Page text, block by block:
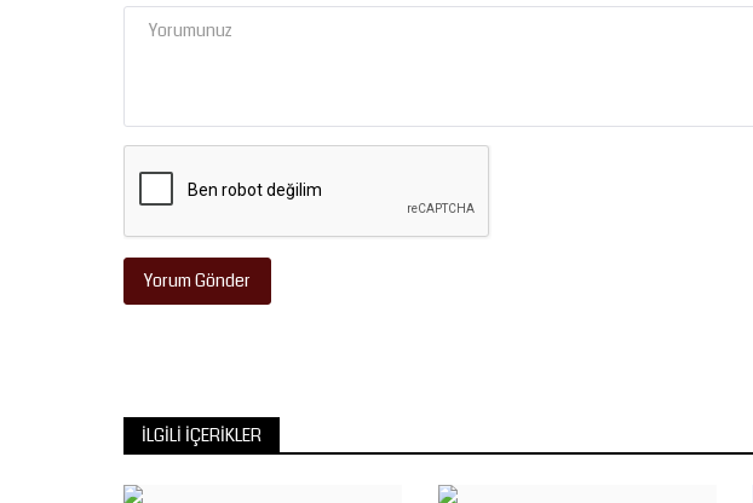
Yorum Gönder
İLGILI İÇERIKLER
Temmuz 17, 2026 0
Şanlıurfa Eğitim ve Araştırma Hastanesi İç Hastalıkları Uzmanı
Temmuz 23, 2026